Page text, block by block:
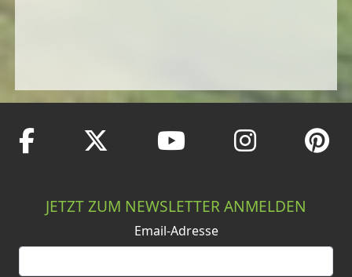
JETZT ZUM NEWSLETTER ANMELDEN
Email-Adresse